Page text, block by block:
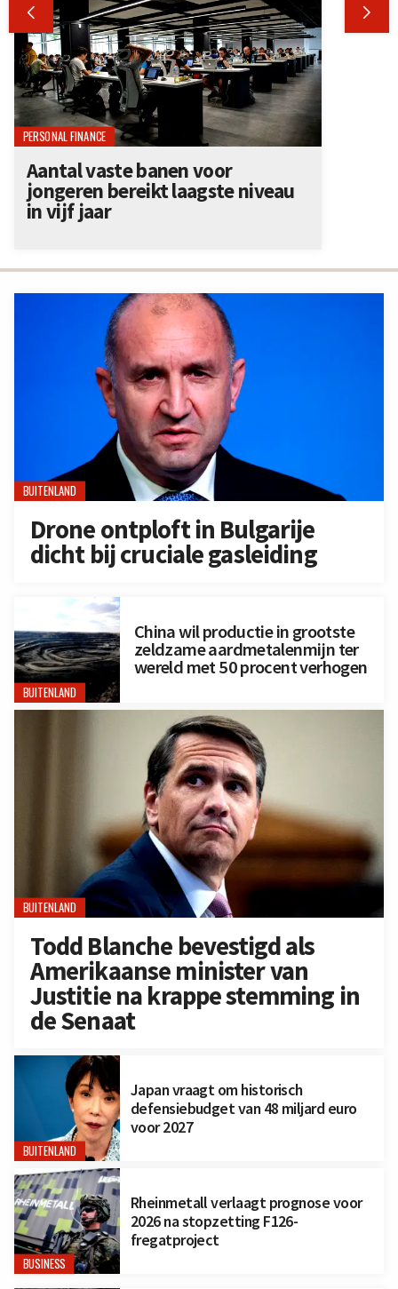
BUITENLAND
Drone ontploft in Bulgarije
dicht bij cruciale gasleiding
BUITENLAND
China wil productie in grootste
zeldzame aardmetalenmijn ter
wereld met 50 procent verhogen
BUITENLAND
Todd Blanche bevestigd als
Amerikaanse minister van
Justitie na krappe stemming in
de Senaat
BUITENLAND
Japan vraagt om historisch
defensiebudget van 48 miljard euro
voor 2027
BUSINESS
Rheinmetall verlaagt prognose voor
2026 na stopzetting F126-
fregatproject
 
PERSONAL FINANCE
Aantal vaste banen voor
jongeren bereikt laagste niveau
in vijf jaar